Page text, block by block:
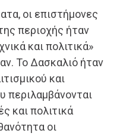
οι επιστήμονες
περιοχής ήταν
και πολιτικά»
Το Δασκαλιό ήταν
και
περιλαμβάνονται
και πολιτικά
οι